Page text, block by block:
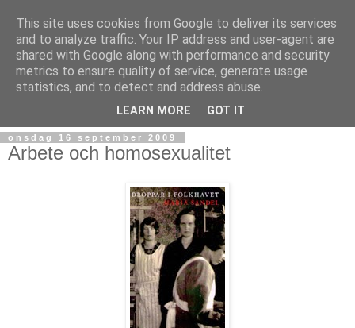
onsdag 16 september 2009
Arbete och homosexualitet
This site uses cookies from Google to deliver its services
and to analyze traffic. Your IP address and user-agent are
shared with Google along with performance and security
metrics to ensure quality of service, generate usage
statistics, and to detect and address abuse.
LEARN MORE GOT IT